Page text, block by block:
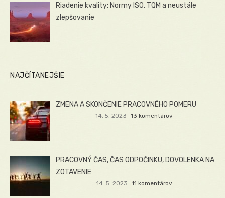
Riadenie kvality: Normy ISO, TQM a neustále
zlepšovanie
NAJČÍTANEJŠIE
ZMENA A SKONČENIE PRACOVNÉHO POMERU
14. 5. 2023 13 komentárov
PRACOVNÝ ČAS, ČAS ODPOČINKU, DOVOLENKA NA
ZOTAVENIE
14. 5. 2023 11 komentárov